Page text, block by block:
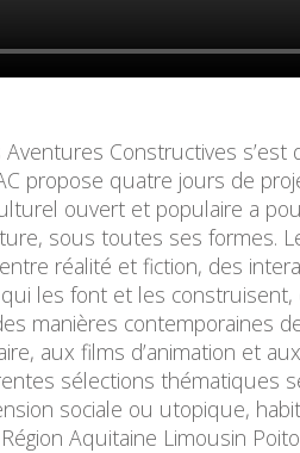
Constructives
propose quatre jours de
ouvert et populaire a
sous toutes ses
réalité et fiction, des
les font et les
manières contemporaines
aux films d’animation et
sélections thématiques
sociale ou utopique,
Aquitaine Limousin